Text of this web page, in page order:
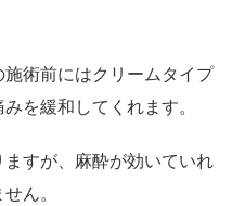
術前にはクリームタイプ
を緩和してくれます。
すが、麻酔が効いていれ
ん。